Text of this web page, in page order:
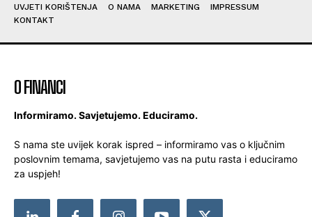
UVJETI KORIŠTENJA O NAMA MARKETING
IMPRESSUM
KONTAKT
O FINANCI
Informiramo. Savjetujemo. Educiramo.
S nama ste uvijek korak ispred – informiramo vas o ključnim
poslovnim temama, savjetujemo vas na putu rasta i educiramo
za uspjeh!